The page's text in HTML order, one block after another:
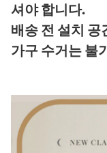
셔야 합니다.
배송 전 설치 공
가구 수거는 불